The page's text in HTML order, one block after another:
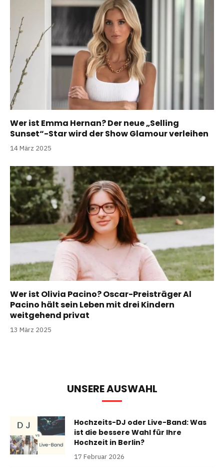
Wer ist Emma Hernan? Der neue „Selling
Sunset“-Star wird der Show Glamour verleihen
14 März 2025
Wer ist Olivia Pacino? Oscar-Preisträger Al
Pacino hält sein Leben mit drei Kindern
weitgehend privat
13 März 2025
UNSERE AUSWAHL
Hochzeits-DJ oder Live-Band: Was
ist die bessere Wahl für Ihre
Hochzeit in Berlin?
17 Februar 2026